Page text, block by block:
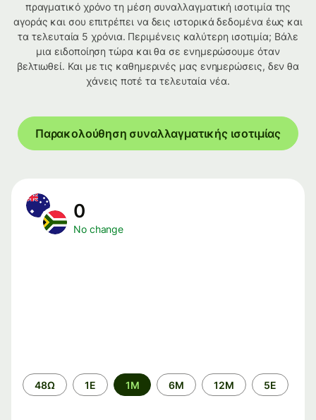
πραγματικό χρόνο τη μέση συναλλαγματική ισοτιμία της
αγοράς και σου επιτρέπει να δεις ιστορικά δεδομένα έως και
τα τελευταία 5 χρόνια. Περιμένεις καλύτερη ισοτιμία; Βάλε
μια ειδοποίηση τώρα και θα σε ενημερώσουμε όταν
βελτιωθεί. Και με τις καθημερινές μας ενημερώσεις, δεν θα
χάνεις ποτέ τα τελευταία νέα.
Παρακολούθηση συναλλαγματικής ισοτιμίας
0
No change
Time
period
48Ω 1Ε 1M 6M 12M 5Ε